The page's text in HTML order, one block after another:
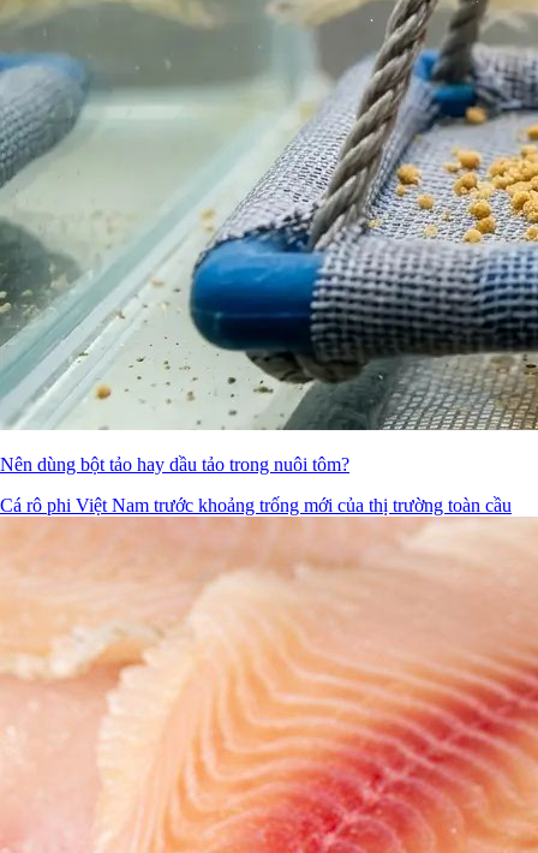
Nên dùng bột tảo hay dầu tảo trong nuôi tôm?
Cá rô phi Việt Nam trước khoảng trống mới của thị trường toàn cầu